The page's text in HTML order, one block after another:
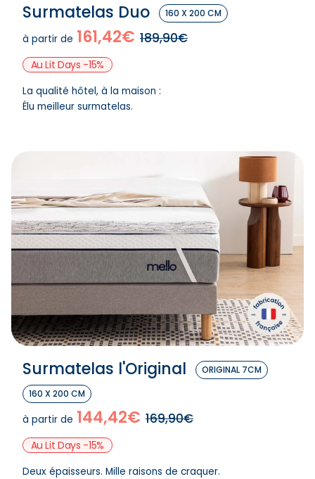
à partir de 161,42€ 189,90€
Surmatelas Duo 160 X 200 CM
Au Lit Days -15%
La qualité hôtel, à la maison :
Élu meilleur surmatelas.
à partir de 144,42€ 169,90€
Surmatelas l'Original
ORIGINAL 7CM
160 X 200 CM
Au Lit Days -15%
Deux épaisseurs. Mille raisons de craquer.